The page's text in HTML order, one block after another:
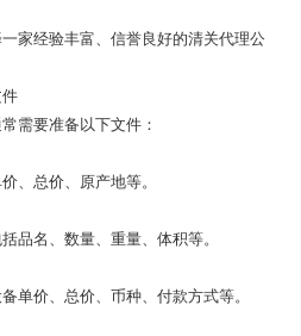
家经验丰富、信誉良好的清关代理公
需要准备以下文件：
、总价、原产地等。
品名、数量、重量、体积等。
单价、总价、币种、付款方式等。